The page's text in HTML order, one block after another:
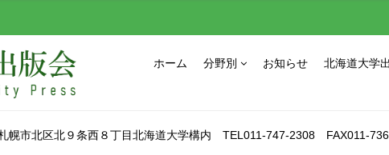
ホーム 分野別 お知らせ 北海道大学
市北区北９条西８丁目北海道大学構内 TEL011-747-2308 FAX011-